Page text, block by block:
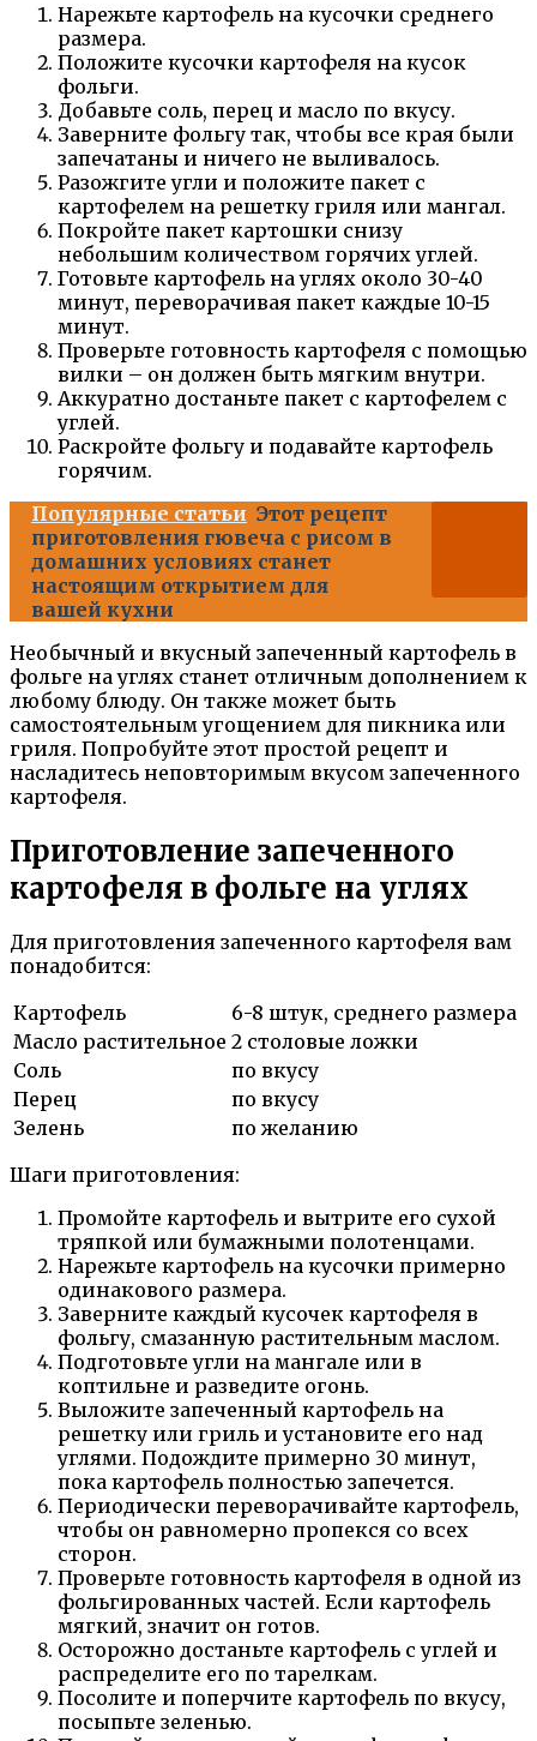
Нарежьте картофель на кусочки среднего
размера.
Положите кусочки картофеля на кусок
фольги.
Добавьте соль, перец и масло по вкусу.
Заверните фольгу так, чтобы все края были
запечатаны и ничего не выливалось.
Разожгите угли и положите пакет с
картофелем на решетку гриля или мангал.
Покройте пакет картошки снизу
небольшим количеством горячих углей.
Готовьте картофель на углях около 30-40
минут, переворачивая пакет каждые 10-15
минут.
Проверьте готовность картофеля с помощью
вилки – он должен быть мягким внутри.
Аккуратно достаньте пакет с картофелем с
углей.
Раскройте фольгу и подавайте картофель
горячим.
Популярные статьи Этот рецепт
приготовления гювеча с рисом в
домашних условиях станет
настоящим открытием для
вашей кухни
Необычный и вкусный запеченный картофель в
фольге на углях станет отличным дополнением к
любому блюду. Он также может быть
самостоятельным угощением для пикника или
гриля. Попробуйте этот простой рецепт и
насладитесь неповторимым вкусом запеченного
картофеля.
Приготовление запеченного
картофеля в фольге на углях
Для приготовления запеченного картофеля вам
понадобится:
Картофель
6-8 штук, среднего размера
Масло растительное 2 столовые ложки
Соль
по вкусу
Перец
по вкусу
Зелень
по желанию
Шаги приготовления:
Промойте картофель и вытрите его сухой
тряпкой или бумажными полотенцами.
Нарежьте картофель на кусочки примерно
одинакового размера.
Заверните каждый кусочек картофеля в
фольгу, смазанную растительным маслом.
Подготовьте угли на мангале или в
коптильне и разведите огонь.
Выложите запеченный картофель на
решетку или гриль и установите его над
углями. Подождите примерно 30 минут,
пока картофель полностью запечется.
Периодически переворачивайте картофель,
чтобы он равномерно пропекся со всех
сторон.
Проверьте готовность картофеля в одной из
фольгированных частей. Если картофель
мягкий, значит он готов.
Осторожно достаньте картофель с углей и
распределите его по тарелкам.
Посолите и поперчите картофель по вкусу,
посыпьте зеленью.